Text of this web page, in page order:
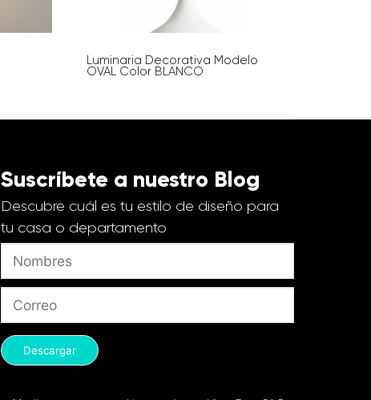
Luminaria Decorativa Modelo
OVAL Color BLANCO
Suscríbete a nuestro Blog
Descubre cuál es tu estilo de diseño para
tu casa o departamento